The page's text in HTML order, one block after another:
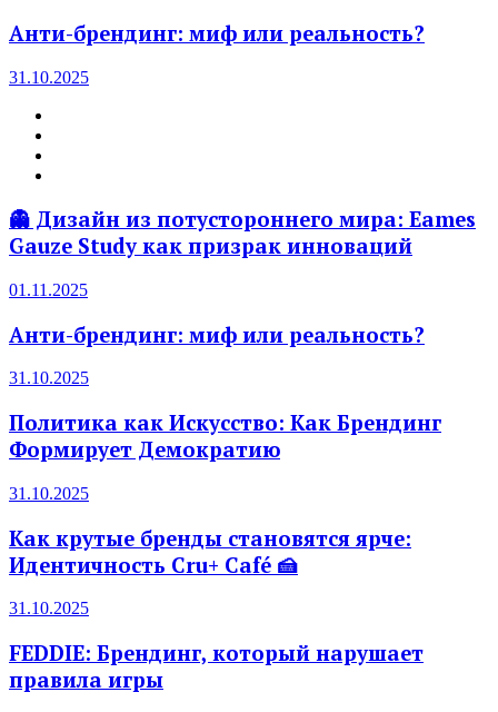
Анти-брендинг: миф или реальность?
31.10.2025
👻 Дизайн из потустороннего мира: Eames
Gauze Study как призрак инноваций
01.11.2025
Анти-брендинг: миф или реальность?
31.10.2025
Политика как Искусство: Как Брендинг
Формирует Демократию
31.10.2025
Как крутые бренды становятся ярче:
Идентичность Cru+ Café 🍰
31.10.2025
FEDDIE: Брендинг, который нарушает
правила игры